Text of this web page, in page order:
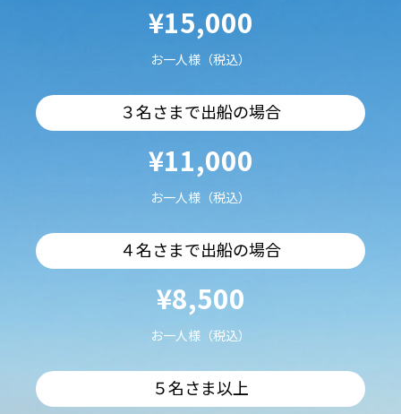
¥15,000
お一人様（税込）
３名さまで出船の場合
¥11,000
お一人様（税込）
４名さまで出船の場合
¥8,500
お一人様（税込）
５名さま以上